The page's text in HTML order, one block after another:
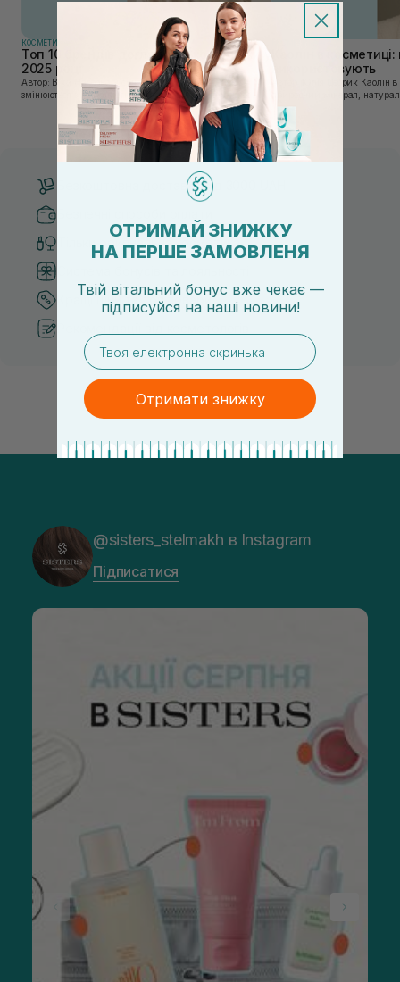
КОСМЕТИКА
Топ 10 брендів доглядової косметики у
2025 році
Автор: Віка Нагорна У сучасному світі, де тренди
змінюються зі швидкістю світла, а ринок популярної
косметики переповнений новими пропозиціями, вибір
засобу для себе стає справжнім викликом. 2025 р...
Каолін в
використовують
Автор: Юлія Цебрик Каолін в косметології – це
природний мінерал,
безліч переваг для шкіри
завдяки великій кількості
Безкоштовна доставка від 3000 UAH
Тільки оригінальна косметика
Кращі ціни та топ товари
@sisters_stelmakh в Instagram
Підписатися
ОТРИМАЙ ЗНИЖКУ
НА ПЕРШЕ ЗАМОВЛЕНЯ
Твій вітальний бонус вже чекає —
підписуйся на наші новини!
email
Отримати знижку